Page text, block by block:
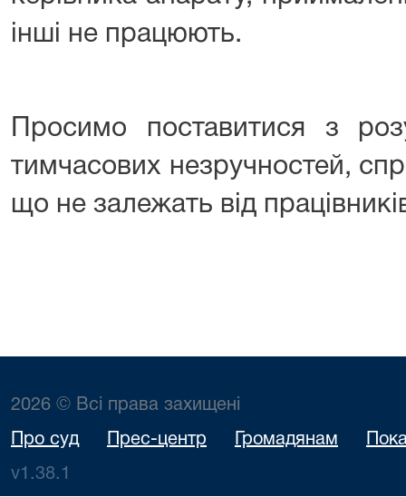
інші не працюють.
Просимо поставитися з
тимчасових незручностей,
що не залежать від
2026 © Всі права захищені
Про суд Прес-центр Громадянам
v1.38.1